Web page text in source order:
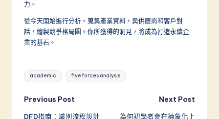
力。
從今天開始進行分析。蒐集產業資料，與供應商和客戶對
話，繪製競爭格局圖。你所獲得的洞見，將成為打造永續企
業的基石。
Tags:
academic five forces analysis
Post
Previous Post
DFD指南：識別流程設計
Next Post
為何初學者會在抽象化上